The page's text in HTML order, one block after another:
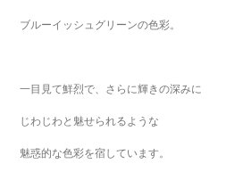
ブルーイッシュグリーンの色彩。
一目見て鮮烈で、さらに輝きの深みに
じわじわと魅せられるような
魅惑的な色彩を宿しています。